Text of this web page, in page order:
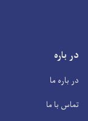
در باره
در باره ما
تماس با ما